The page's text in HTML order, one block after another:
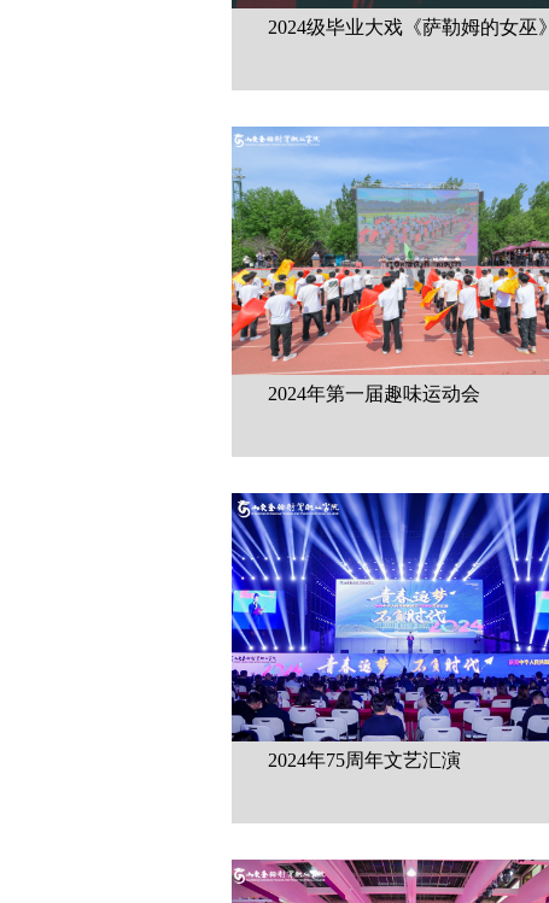
2024级毕业大戏《萨勒姆的女巫》
2024年第一届趣味运动会
2024年75周年文艺汇演